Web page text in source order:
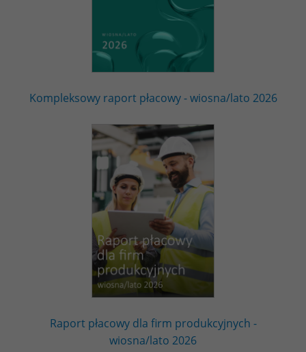
Kompleksowy raport płacowy - wiosna/lato 2026
Raport płacowy dla firm produkcyjnych -
wiosna/lato 2026